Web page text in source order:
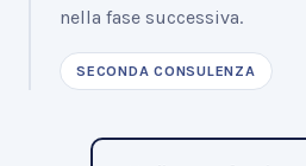
nella fase successiva.
SECONDA CONSULENZA